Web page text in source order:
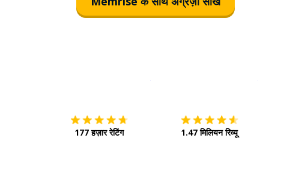
177 हज़ार रेटिंग 1.47 मिलियन रिव्यू